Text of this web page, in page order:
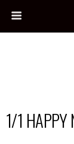
1/1 HAPPY